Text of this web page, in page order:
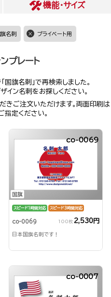
機能・サイズ
旗名刺 プライベート用
プレート
旗名刺」で再検索しました。
イン名刺をお探しください。
きご注文いただけます。両面印刷は
指定ください。
国旗
co-0069
スピード1時間対応 スピード3時間対応
co-0069 100枚 2,530円
日本国旗名刺です！
co-0007